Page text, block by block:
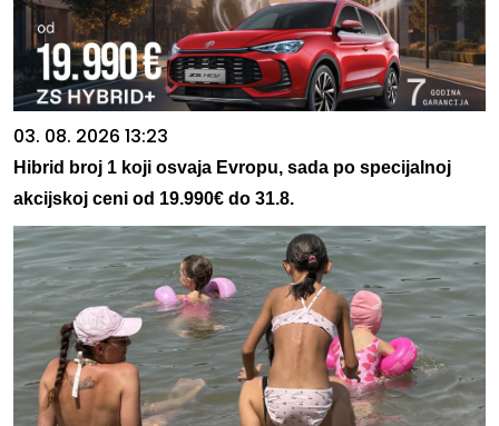
03. 08. 2026 13:23
Hibrid broj 1 koji osvaja Evropu, sada po specijalnoj
akcijskoj ceni od 19.990€ do 31.8.